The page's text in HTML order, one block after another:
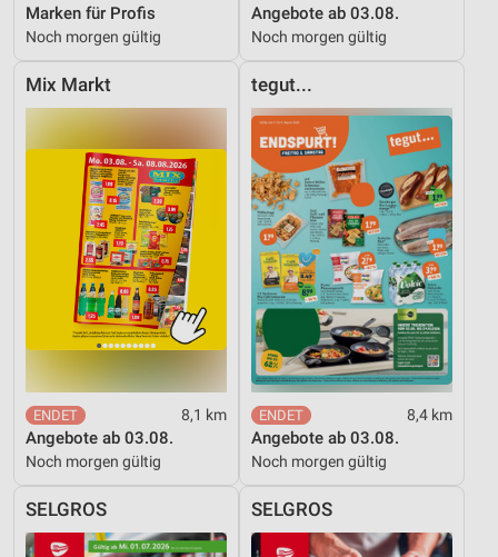
Marken für Profis
Noch morgen gültig
Angebote ab 03.08.
Noch morgen gültig
Mix Markt
8,1 km
Angebote ab 03.08.
Noch morgen gültig
tegut...
8,4 km
Angebote ab 03.08.
Noch morgen gültig
SELGROS SELGROS